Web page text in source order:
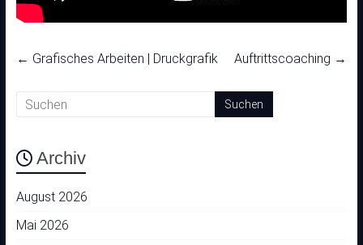
← Grafisches Arbeiten | Druckgrafik Auftrittscoaching →
Archiv
August 2026
Mai 2026